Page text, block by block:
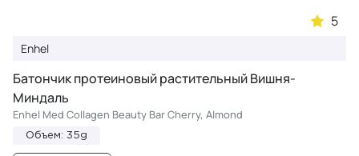
5
Enhel
Батончик протеиновый растительный Вишня-
Миндаль
Enhel Med Collagen Beauty Bar Cherry, Almond
Объем: 35g